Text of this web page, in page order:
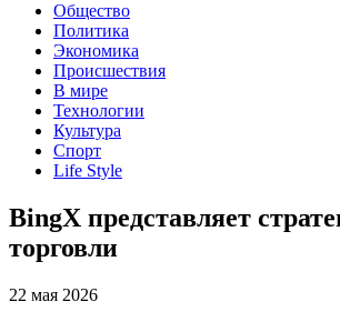
Общество
Политика
Экономика
Происшествия
В мире
Технологии
Культура
Спорт
Life Style
BingX представляет
торговли
22 мая 2026